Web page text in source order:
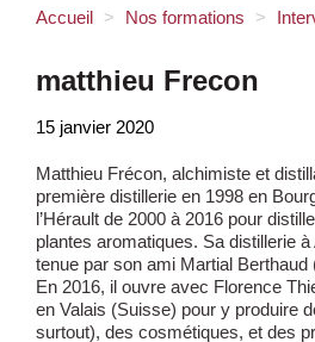
Accueil > Nos formations >
matthieu Frecon
15 janvier 2020
Matthieu Frécon, alchimiste et
première distillerie en 1998 en
l’Hérault de 2000 à 2016 pour
plantes aromatiques. Sa distillerie
tenue par son ami Martial Berthaud
En 2016, il ouvre avec Florence
en Valais (Suisse) pour y produire
surtout), des cosmétiques, et des